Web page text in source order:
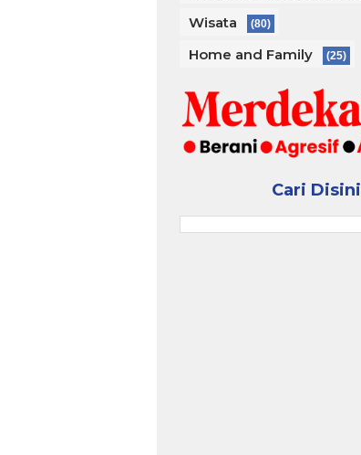
Wisata (80)
Home and Family (25)
Cari Disini